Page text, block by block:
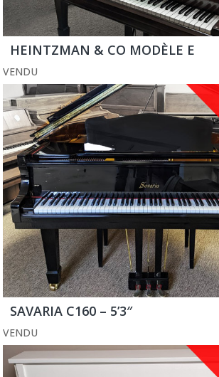
HEINTZMAN & CO MODÈLE E
VENDU
SAVARIA C160 – 5’3″
VENDU